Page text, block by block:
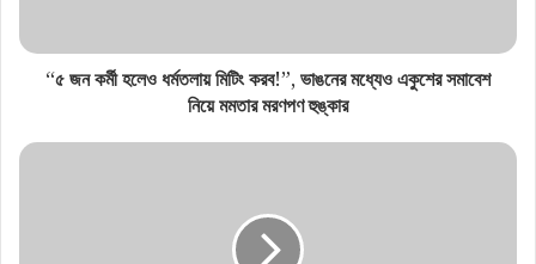
“৫ জন কর্মী হলেও ধর্মতলায় মিটিং করব!”, ভাঙনের মধ্যেও একুশের সমাবেশ
নিয়ে মমতার মরণপণ হুঙ্কার